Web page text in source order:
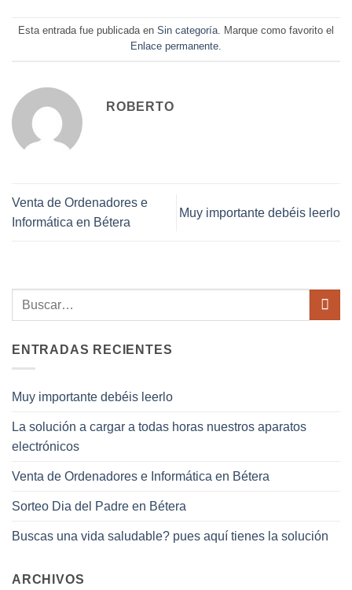
Esta entrada fue publicada en Sin categoría. Marque como favorito el
Enlace permanente.
ROBERTO
Venta de Ordenadores e
Informática en Bétera
Muy importante debéis leerlo
ENTRADAS RECIENTES
Muy importante debéis leerlo
La solución a cargar a todas horas nuestros aparatos
electrónicos
Venta de Ordenadores e Informática en Bétera
Sorteo Dia del Padre en Bétera
Buscas una vida saludable? pues aquí tienes la solución
ARCHIVOS